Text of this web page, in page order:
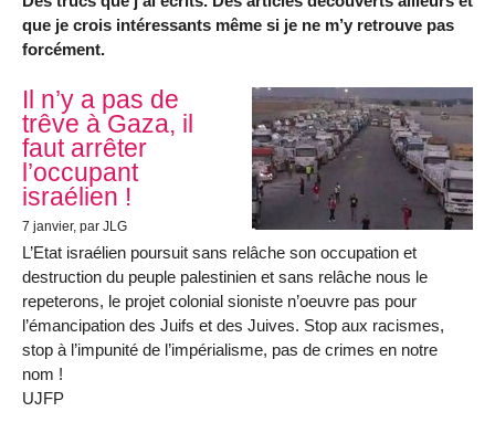
que je crois intéressants même si je ne m’y retrouve pas
forcément.
Articles les plus récents
Il n’y a pas de
trêve à Gaza, il
faut arrêter
l’occupant
israélien !
7 janvier, par JLG
L’Etat israélien poursuit sans relâche son occupation et
destruction du peuple palestinien et sans relâche nous le
repeterons, le projet colonial sioniste n’oeuvre pas pour
l’émancipation des Juifs et des Juives. Stop aux racismes,
stop à l’impunité de l’impérialisme, pas de crimes en notre
nom !
UJFP